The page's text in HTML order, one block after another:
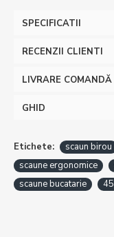
SPECIFICATII
RECENZII CLIENTI
LIVRARE COMANDĂ
GHID
Etichete: scaun birou
scaune ergonomice
scaune bucatarie
45